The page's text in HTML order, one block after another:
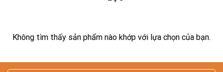
Không tìm thấy sản phẩm nào khớp với lựa chọn của bạn.